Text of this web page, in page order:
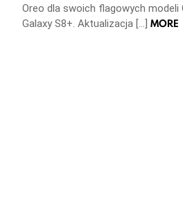
Oreo dla swoich flagowych modeli
Galaxy S8+. Aktualizacja […] MORE